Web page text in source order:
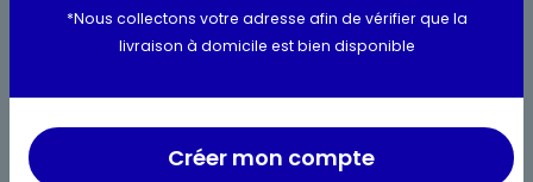
Bienvenue chez Maximo
Nos engagements
Maximo et vous
*Nous collectons votre adresse afin de vérifier que la
livraison à domicile est bien disponible
Créer mon compte